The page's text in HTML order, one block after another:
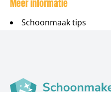
Meer informatie
Schoonmaak tips